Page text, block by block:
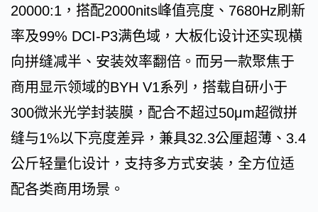
20000:1，搭配2000nits峰值亮度、7680Hz刷新
率及99% DCI-P3满色域，大板化设计还实现横
向拼缝减半、安装效率翻倍。而另一款聚焦于
商用显示领域的BYH V1系列，搭载自研小于
300微米光学封装膜，配合不超过50μm超微拼
缝与1%以下亮度差异，兼具32.3公厘超薄、3.4
公斤轻量化设计，支持多方式安装，全方位适
配各类商用场景。